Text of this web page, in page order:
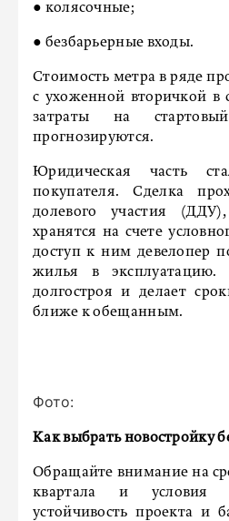
● колясочные;
● безбарьерные входы.
Стоимость метра в ряде
с ухоженной вторичкой в
затраты на
прогнозируются.
Юридическая часть
покупателя. Сделка
долевого участия
хранятся на счете
доступ к ним девелопер
жилья в эксплуатацию.
долгостроя и делает
ближе к обещанным.
Фото:
Как выбрать новостройку
Обращайте внимание на
квартала и условия
устойчивость проекта и